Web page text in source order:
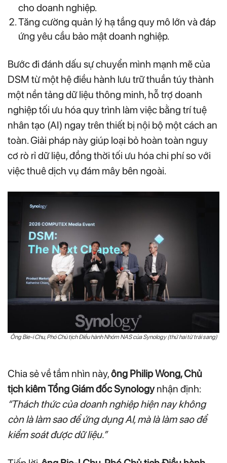
cho doanh nghiệp.
Tăng cường quản lý hạ tầng quy mô lớn và đáp
ứng yêu cầu bảo mật doanh nghiệp.
Bước đi đánh dấu sự chuyển mình mạnh mẽ của
DSM từ một hệ điều hành lưu trữ thuần túy thành
một nền tảng dữ liệu thông minh, hỗ trợ doanh
nghiệp tối ưu hóa quy trình làm việc bằng trí tuệ
nhân tạo (AI) ngay trên thiết bị nội bộ một cách an
toàn. Giải pháp này giúp loại bỏ hoàn toàn nguy
cơ rò rỉ dữ liệu, đồng thời tối ưu hóa chi phí so với
việc thuê dịch vụ đám mây bên ngoài.
Ông Bie-i Chu, Phó Chủ tịch Điều hành Nhóm NAS của Synology (thứ hai từ trái sang)
Chia sẻ về tầm nhìn này,ông Philip Wong, Chủ
tịch kiêm Tổng Giám đốc Synologynhận định:
“Thách thức của doanh nghiệp hiện nay không
còn là làm sao để ứng dụng AI, mà là làm sao để
kiểm soát được dữ liệu.”